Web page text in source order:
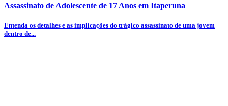
Assassinato de Adolescente de 17 Anos em Itaperuna
Entenda os detalhes e as implicações do trágico assassinato de uma jovem
dentro de...